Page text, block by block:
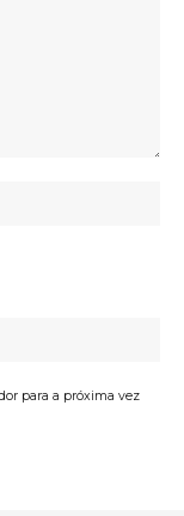
para a próxima vez